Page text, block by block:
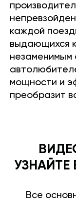
каждой
выдающихся
незаменимым
мощности и
преобразит
Все